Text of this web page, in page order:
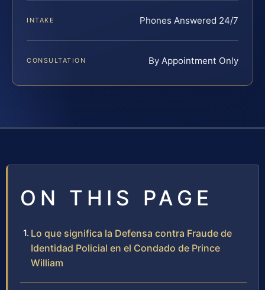
INTAKE Phones Answered 24/7
CONSULTATION By Appointment Only
ON THIS PAGE
Lo que significa la Defensa contra Fraude de
Identidad Policial en el Condado de Prince
William